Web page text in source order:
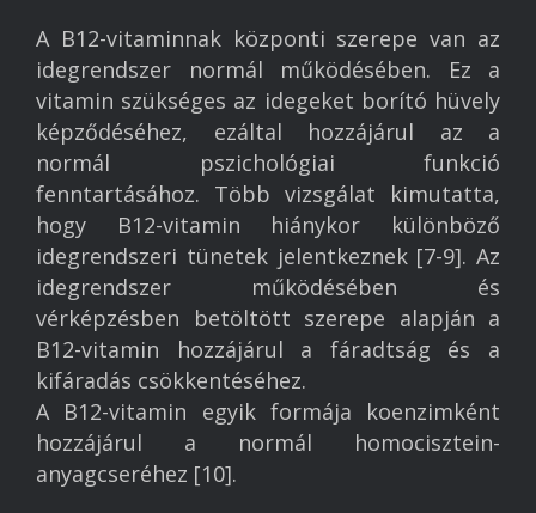
A B12-vitaminnak központi szerepe van az
idegrendszer normál működésében. Ez a
vitamin szükséges az idegeket borító hüvely
képződéséhez, ezáltal hozzájárul az a
normál pszichológiai funkció
fenntartásához. Több vizsgálat kimutatta,
hogy B12-vitamin hiánykor különböző
idegrendszeri tünetek jelentkeznek [7-9]. Az
idegrendszer működésében és
vérképzésben betöltött szerepe alapján a
B12-vitamin hozzájárul a fáradtság és a
kifáradás csökkentéséhez.
A B12-vitamin egyik formája koenzimként
hozzájárul a normál homocisztein-
anyagcseréhez [10].